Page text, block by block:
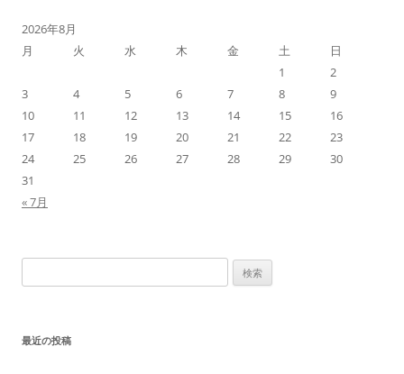
シ
ョ
ン
2026年8月
月
火 水 木 金 土
日
1
2
3
4 5 6 7 8
9
10
11 12 13 14 15
16
17
18 19 20 21 22
23
24
25 26 27 28 29
30
31
« 7月
索:
最近の投稿